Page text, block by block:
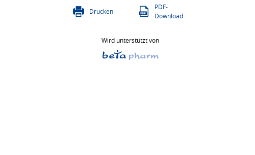
Drucken
PDF-
Download
Wird unterstützt von